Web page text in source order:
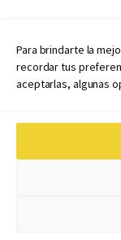
Para brindarte la
recordar tus
aceptarlas, algunas
Políticas de
Políticas de
Atribuciones